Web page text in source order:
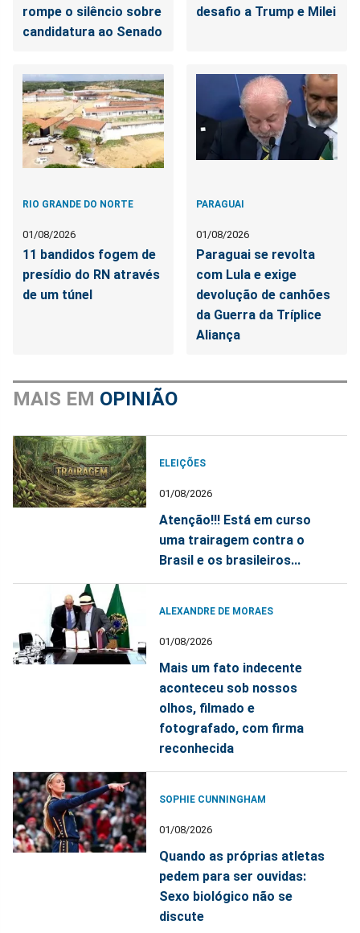
rompe o silêncio sobre
candidatura ao Senado
desafio a Trump e Milei
RIO GRANDE DO NORTE
01/08/2026
11 bandidos fogem de
presídio do RN através
de um túnel
PARAGUAI
01/08/2026
Paraguai se revolta
com Lula e exige
devolução de canhões
da Guerra da Tríplice
Aliança
MAIS EM OPINIÃO
ELEIÇÕES
01/08/2026
Atenção!!! Está em curso
uma trairagem contra o
Brasil e os brasileiros...
ALEXANDRE DE MORAES
01/08/2026
Mais um fato indecente
aconteceu sob nossos
olhos, filmado e
fotografado, com firma
reconhecida
SOPHIE CUNNINGHAM
01/08/2026
Quando as próprias atletas
pedem para ser ouvidas:
Sexo biológico não se
discute